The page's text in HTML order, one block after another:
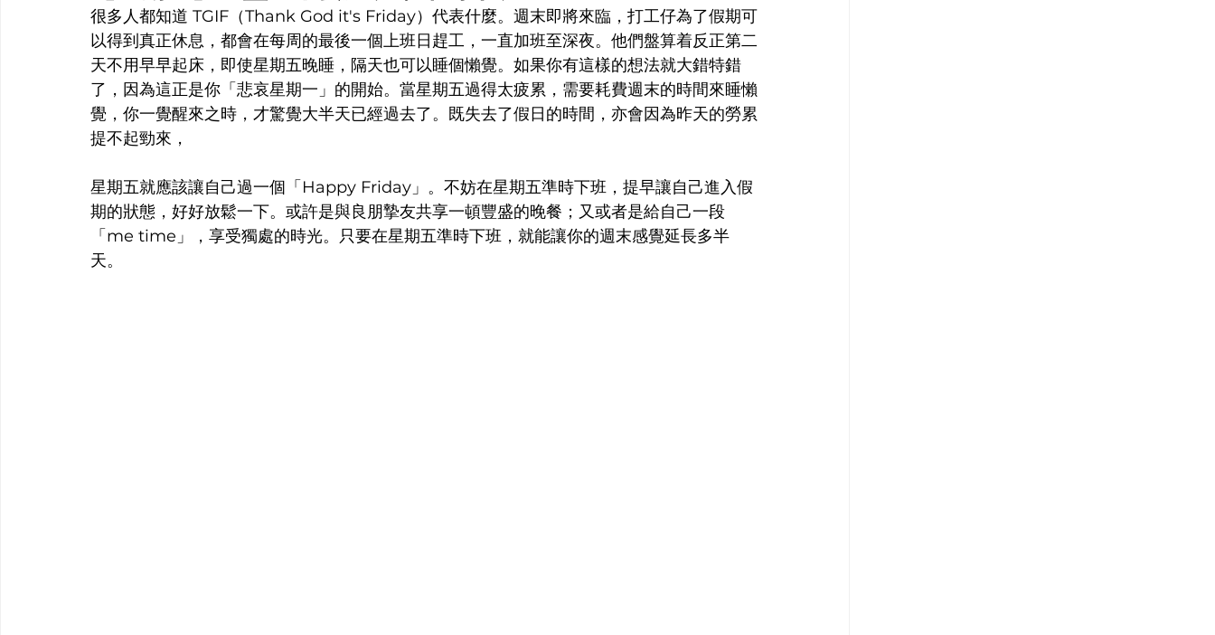
很多人都知道 TGIF（Thank God it's Friday）代表什麼。週末即將來臨，打工仔為了假期可
以得到真正休息，都會在每周的最後一個上班日趕工，一直加班至深夜。他們盤算着反正第二
天不用早早起床，即使星期五晚睡，隔天也可以睡個懶覺。如果你有這樣的想法就大錯特錯
了，因為這正是你「悲哀星期一」的開始。當星期五過得太疲累，需要耗費週末的時間來睡懶
覺，你一覺醒來之時，才驚覺大半天已經過去了。既失去了假日的時間，亦會因為昨天的勞累
提不起勁來，
星期五就應該讓自己過一個「Happy Friday」。不妨在星期五準時下班，提早讓自己進入假
期的狀態，好好放鬆一下。或許是與良朋摯友共享一頓豐盛的晚餐；又或者是給自己一段
「me time」，享受獨處的時光。只要在星期五準時下班，就能讓你的週末感覺延長多半
天。